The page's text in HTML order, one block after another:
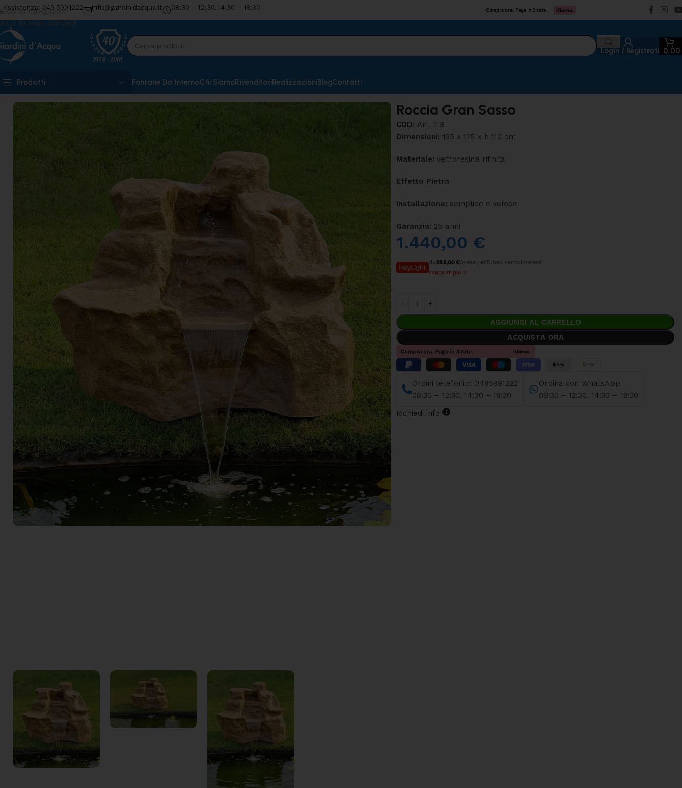
Skip to navigation
Skip to main content
Assistenza: 049 5991222 info@giardinidacqua.it 08:30 – 12:30, 14:30 – 18:30
Login / Registrati 0,00
Prodotti Fontane Da InternoChi SiamoRivenditoriRealizzazioniBlogContatti
Roccia Gran Sasso
COD: Art. 118
Dimensioni:135 x 125 x h 110 cm
Materiale:vetroresina rifinita
Effetto Pietra
Installazione: semplice e veloce
Garanzia: 25 anni
1.440,00 €
da288,00 €/mese per 5 mesi senza interessi
scopri di più
AGGIUNGI AL CARRELLO
ACQUISTA ORA
Ordini telefonici: 0495991222
08:30 – 12:30, 14:30 – 18:30
Ordina con WhatsApp
08:30 – 12:30, 14:30 – 18:30
Richiedi info